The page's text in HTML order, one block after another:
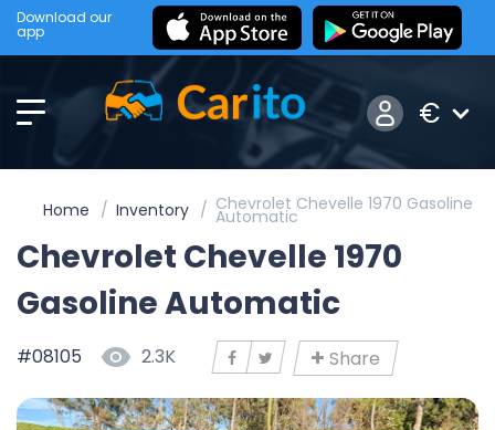
Download our
app
€
Home Inventory Chevrolet Chevelle 1970 Gasoline
Automatic
Chevrolet Chevelle 1970
Gasoline Automatic
#08105 2.3K Share